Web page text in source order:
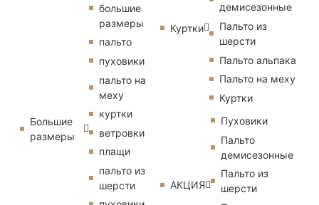
Большие
размеры
большие
размеры
пальто
пуховики
пальто на
меху
куртки
ветровки
плащи
пальто из
шерсти
Куртки
демисезонные
Пальто из
шерсти
Пальто альпака
Пальто на меху
Куртки
АКЦИЯ
Пуховики
Пальто
демисезонные
Пальто из
шерсти